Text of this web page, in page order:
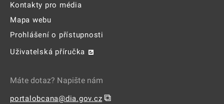
Kontakty pro média
Mapa webu
Prohlášení o přístupnosti
Uživatelská příručka
Máte dotaz? Napište nám
portalobcana@dia.gov.cz ⧉